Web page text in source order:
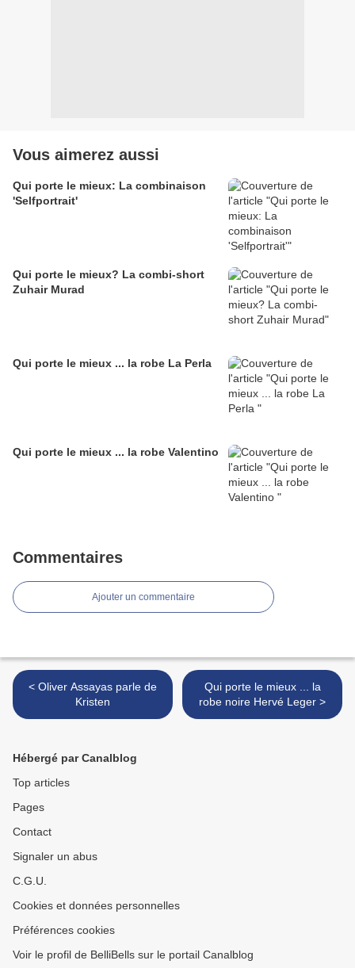
Vous aimerez aussi
Qui porte le mieux: La combinaison
'Selfportrait'
Qui porte le mieux? La combi-short
Zuhair Murad
Qui porte le mieux ... la robe La Perla
Qui porte le mieux ... la robe Valentino
Commentaires
Ajouter un commentaire
< Oliver Assayas parle de
Kristen
Qui porte le mieux ... la
robe noire Hervé Leger >
Hébergé par Canalblog
Top articles
Pages
Contact
Signaler un abus
C.G.U.
Cookies et données personnelles
Préférences cookies
Voir le profil de BelliBells sur le portail Canalblog